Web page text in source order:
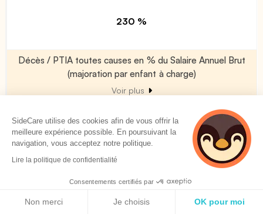
230 %
Décès / PTIA toutes causes en % du Salaire Annuel Brut
(majoration par enfant à charge)
Voir plus
50 %
Voir plus
SideCare utilise des cookies afin de vous offrir la
meilleure expérience possible. En poursuivant la
navigation, vous acceptez notre politique.
Lire la politique de confidentialité
Consentements certifiés par
Non merci Je choisis OK pour moi